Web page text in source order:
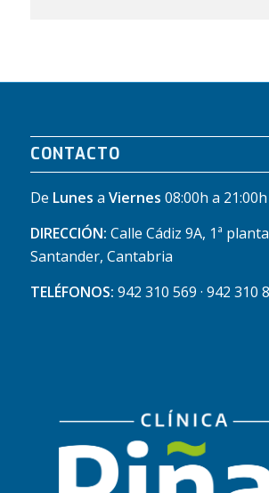
CONTACTO
De Lunes a Viernes 08:00h a 21:00h
DIRECCIÓN: Calle Cádiz 9A, 1ª
Santander, Cantabria
TELÉFONOS: 942 310 569 · 942 310